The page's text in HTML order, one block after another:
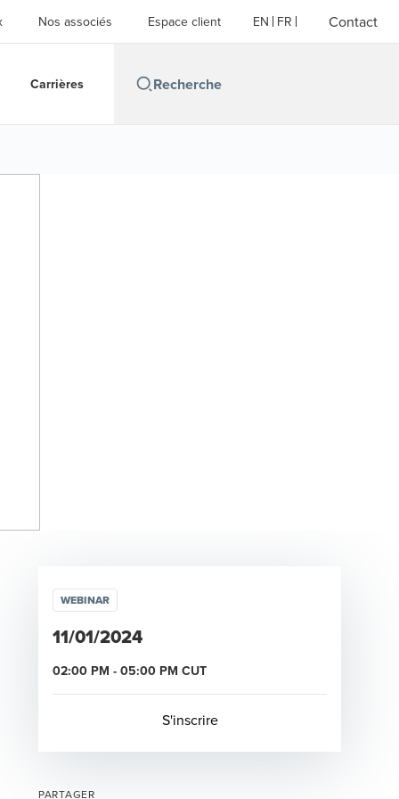
Nos associés Espace client EN FR Contact
Carrières
WEBINAR
11/01/2024
02:00 PM - 05:00 PM CUT
S'inscrireOpens in a new window/tab
PARTAGER